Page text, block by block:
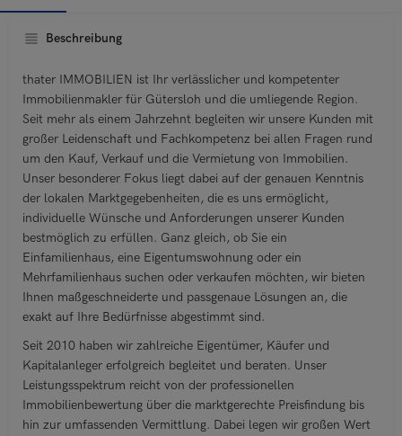
Beschreibung
thater IMMOBILIEN ist Ihr verlässlicher und kompetenter
Immobilienmakler für Gütersloh und die umliegende Region.
Seit mehr als einem Jahrzehnt begleiten wir unsere Kunden mit
großer Leidenschaft und Fachkompetenz bei allen Fragen rund
um den Kauf, Verkauf und die Vermietung von Immobilien.
Unser besonderer Fokus liegt dabei auf der genauen Kenntnis
der lokalen Marktgegebenheiten, die es uns ermöglicht,
individuelle Wünsche und Anforderungen unserer Kunden
bestmöglich zu erfüllen. Ganz gleich, ob Sie ein
Einfamilienhaus, eine Eigentumswohnung oder ein
Mehrfamilienhaus suchen oder verkaufen möchten, wir bieten
Ihnen maßgeschneiderte und passgenaue Lösungen an, die
exakt auf Ihre Bedürfnisse abgestimmt sind.
Seit 2010 haben wir zahlreiche Eigentümer, Käufer und
Kapitalanleger erfolgreich begleitet und beraten. Unser
Leistungsspektrum reicht von der professionellen
Immobilienbewertung über die marktgerechte Preisfindung bis
hin zur umfassenden Vermittlung. Dabei legen wir großen Wert